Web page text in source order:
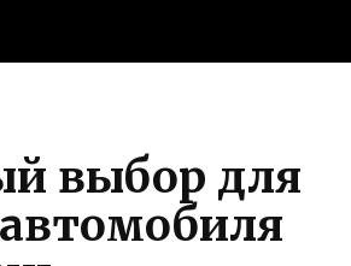
выбор для